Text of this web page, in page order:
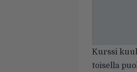
Kurssi
toisella